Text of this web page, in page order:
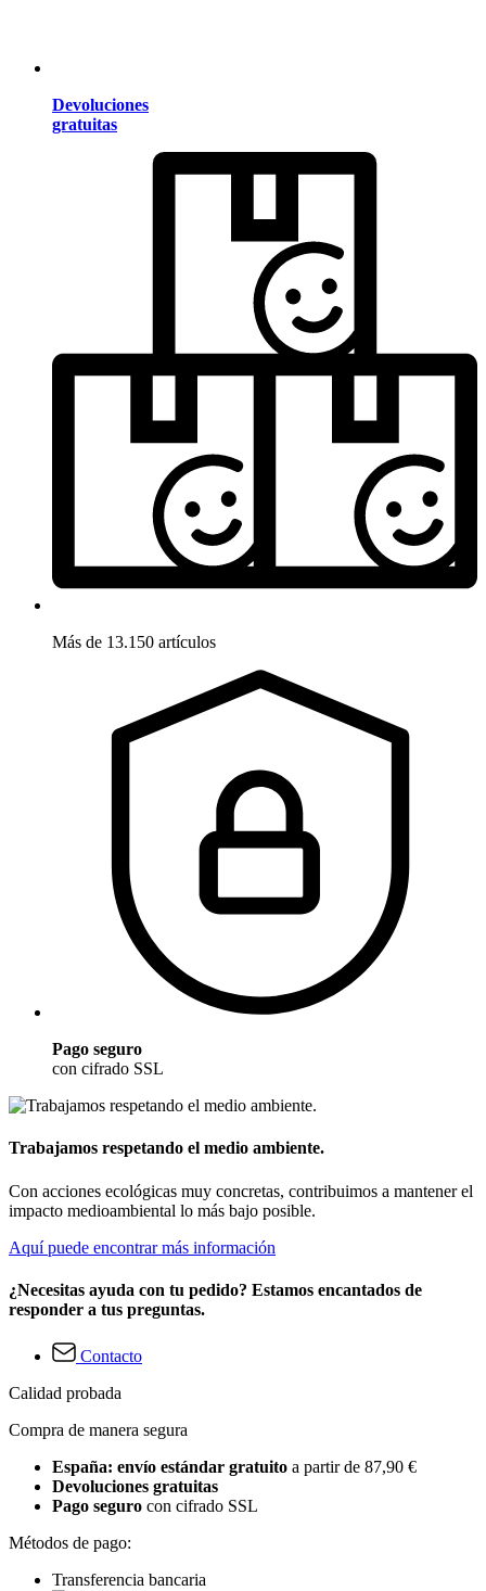
Devoluciones
gratuitas
Más de 13.150 artículos
Pago seguro
con cifrado SSL
Trabajamos respetando el medio ambiente.
Con acciones ecológicas muy concretas, contribuimos a mantener el
impacto medioambiental lo más bajo posible.
Aquí puede encontrar más información
¿Necesitas ayuda con tu pedido? Estamos encantados de
responder a tus preguntas.
Contacto
Calidad probada
Compra de manera segura
España: envío estándar gratuito a partir de 87,90 €
Devoluciones gratuitas
Pago seguro con cifrado SSL
Métodos de pago:
Transferencia bancaria